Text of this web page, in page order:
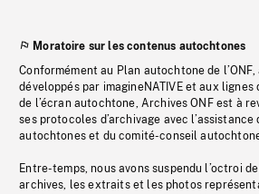
Moratoire sur les contenus autochtones
Conformément au Plan autochtone de
développés par imagineNATIVE et aux
de l’écran autochtone, Archives ONF est à
ses protocoles d’archivage avec l’assistance
autochtones et du comité-conseil autochtone
Entre-temps, nous avons suspendu l’octroi
archives, les extraits et les photos